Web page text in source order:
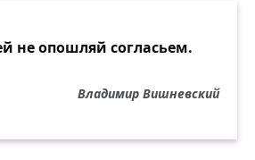
не опошляй согласьем.
Владимир Вишневский